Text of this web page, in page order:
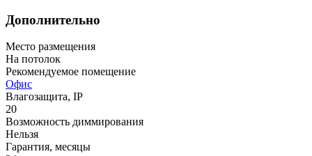
Дополнительно
Место размещения
На потолок
Рекомендуемое помещение
Офис
Влагозащита, IP
20
Возможность диммирования
Нельзя
Гарантия, месяцы